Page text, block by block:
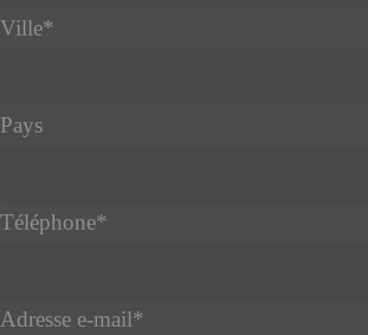
Ville*
Pays
Téléphone*
Adresse e-mail*